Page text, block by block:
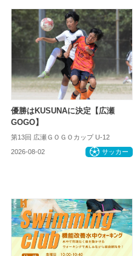
優勝はKUSUNAに決定【広瀬
GOGO】
第13回 広瀬ＧＯＧＯカップ U-12
2026-08-02 サッカー